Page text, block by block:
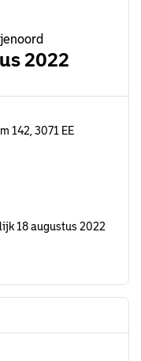
2022
142, 3071 EE
18 augustus 2022